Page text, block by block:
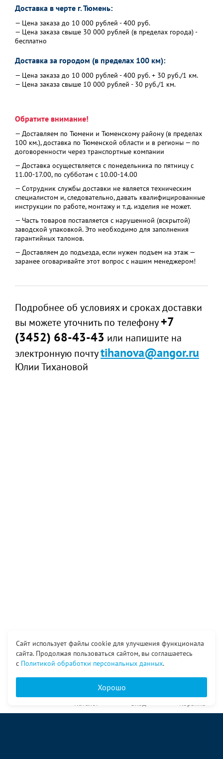
Доставка в черте г. Тюмень:
— Цена заказа до 10 000 рублей - 400 руб.
— Цена заказа свыше 30 000 рублей (в пределах города) -
бесплатно
Доставка за городом (в пределах 100 км):
— Цена заказа до 10 000 рублей - 400 руб. + 30 руб./1 км.
— Цена заказа свыше 10 000 рублей - 30 руб./1 км.
Обратите внимание!
— Доставляем по Тюмени и Тюменскому району (в пределах
100 км.), доставка по Тюменской области и в регионы — по
договоренности через транспортные компании
— Доставка осуществляется с понедельника по пятницу с
11.00-17.00, по субботам с 10.00-14.00
— Сотрудник службы доставки не является техническим
специалистом и, следовательно, давать квалифицированные
инструкции по работе, монтажу и т.д. изделия не может.
— Часть товаров поставляется с нарушенной (вскрытой)
заводской упаковкой. Это необходимо для заполнения
гарантийных талонов.
— Доставляем до подъезда, если нужен подъем на этаж —
заранее оговаривайте этот вопрос с нашим менеджером!
Подробнее об условиях и сроках доставки
вы можете уточнить по телефону+7
(3452) 68-43-43 или напишите на
электронную почтуtihanova@angor.ru
Юлии Тихановой
Сайт использует файлы cookie для улучшения функционала
сайта. Продолжая пользоваться сайтом, вы соглашаетесь
с Политикой обработки персональных данных.
Хорошо